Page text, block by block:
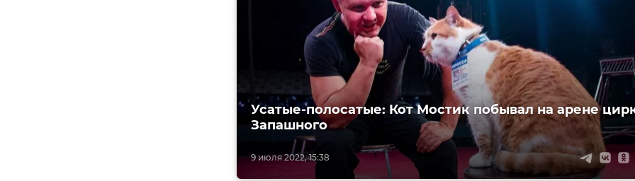
9 июля 2022, 15:38
Усатые-полосатые: Кот Мостик побывал на арене
Запашного